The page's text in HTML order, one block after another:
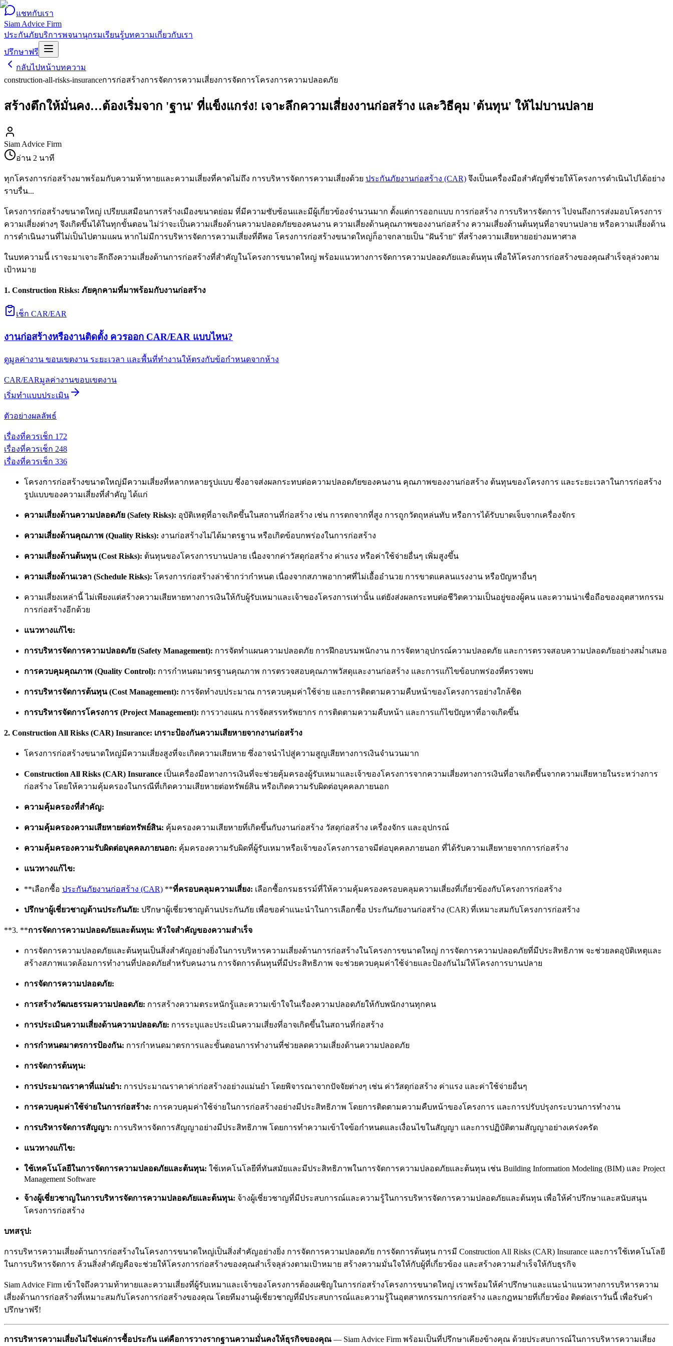
แชทกับเรา
Siam Advice Firm
ประกันภัยบริการพจนานุกรมเรียนรู้บทความเกี่ยวกับเรา
ปรึกษาฟรี
กลับไปหน้าบทความ
construction-all-risks-insuranceการก่อสร้างการจัดการความเสี่ยงการจัดการโครงการความปลอดภัย
สร้างตึกให้มั่นคง…ต้องเริ่มจาก 'ฐาน' ที่แข็งแกร่ง! เจาะลึกความเสี่ยงงานก่อสร้าง และวิธีคุม 'ต้นทุน' ให้ไม่บานปลาย
Siam Advice Firm
อ่าน 2 นาที
ทุกโครงการก่อสร้างมาพร้อมกับความท้าทายและความเสี่ยงที่คาดไม่ถึง การบริหารจัดการความเสี่ยงด้วย ประกันภัยงานก่อสร้าง (CAR) จึงเป็นเครื่องมือสำคัญที่ช่วยให้โครงการดำเนินไปได้อย่าง
ราบรื่น...
โครงการก่อสร้างขนาดใหญ่ เปรียบเสมือนการสร้างเมืองขนาดย่อม ที่มีความซับซ้อนและมีผู้เกี่ยวข้องจำนวนมาก ตั้งแต่การออกแบบ การก่อสร้าง การบริหารจัดการ ไปจนถึงการส่งมอบโครงการ
ความเสี่ยงต่างๆ จึงเกิดขึ้นได้ในทุกขั้นตอน ไม่ว่าจะเป็นความเสี่ยงด้านความปลอดภัยของคนงาน ความเสี่ยงด้านคุณภาพของงานก่อสร้าง ความเสี่ยงด้านต้นทุนที่อาจบานปลาย หรือความเสี่ยงด้าน
การดำเนินงานที่ไม่เป็นไปตามแผน หากไม่มีการบริหารจัดการความเสี่ยงที่ดีพอ โครงการก่อสร้างขนาดใหญ่ก็อาจกลายเป็น "ฝันร้าย" ที่สร้างความเสียหายอย่างมหาศาล
ในบทความนี้ เราจะมาเจาะลึกถึงความเสี่ยงด้านการก่อสร้างที่สำคัญในโครงการขนาดใหญ่ พร้อมแนวทางการจัดการความปลอดภัยและต้นทุน เพื่อให้โครงการก่อสร้างของคุณสำเร็จลุล่วงตาม
เป้าหมาย
1. Construction Risks: ภัยคุกคามที่มาพร้อมกับงานก่อสร้าง
เช็ก CAR/EAR
งานก่อสร้างหรืองานติดตั้ง ควรออก CAR/EAR แบบไหน?
ดูมูลค่างาน ขอบเขตงาน ระยะเวลา และพื้นที่ทำงานให้ตรงกับข้อกำหนดจากห้าง
CAR/EARมูลค่างานขอบเขตงาน
เริ่มทำแบบประเมิน
ตัวอย่างผลลัพธ์
เรื่องที่ควรเช็ก 1 72
เรื่องที่ควรเช็ก 248
เรื่องที่ควรเช็ก 336
โครงการก่อสร้างขนาดใหญ่มีความเสี่ยงที่หลากหลายรูปแบบ ซึ่งอาจส่งผลกระทบต่อความปลอดภัยของคนงาน คุณภาพของงานก่อสร้าง ต้นทุนของโครงการ และระยะเวลาในการก่อสร้าง
รูปแบบของความเสี่ยงที่สำคัญ ได้แก่
ความเสี่ยงด้านความปลอดภัย (Safety Risks): อุบัติเหตุที่อาจเกิดขึ้นในสถานที่ก่อสร้าง เช่น การตกจากที่สูง การถูกวัตถุหล่นทับ หรือการได้รับบาดเจ็บจากเครื่องจักร
ความเสี่ยงด้านคุณภาพ (Quality Risks): งานก่อสร้างไม่ได้มาตรฐาน หรือเกิดข้อบกพร่องในการก่อสร้าง
ความเสี่ยงด้านต้นทุน (Cost Risks): ต้นทุนของโครงการบานปลาย เนื่องจากค่าวัสดุก่อสร้าง ค่าแรง หรือค่าใช้จ่ายอื่นๆ เพิ่มสูงขึ้น
ความเสี่ยงด้านเวลา (Schedule Risks): โครงการก่อสร้างล่าช้ากว่ากำหนด เนื่องจากสภาพอากาศที่ไม่เอื้ออำนวย การขาดแคลนแรงงาน หรือปัญหาอื่นๆ
ความเสี่ยงเหล่านี้ ไม่เพียงแต่สร้างความเสียหายทางการเงินให้กับผู้รับเหมาและเจ้าของโครงการเท่านั้น แต่ยังส่งผลกระทบต่อชีวิตความเป็นอยู่ของผู้คน และความน่าเชื่อถือของอุตสาหกรรม
การก่อสร้างอีกด้วย
แนวทางแก้ไข:
การบริหารจัดการความปลอดภัย (Safety Management): การจัดทำแผนความปลอดภัย การฝึกอบรมพนักงาน การจัดหาอุปกรณ์ความปลอดภัย และการตรวจสอบความปลอดภัยอย่างสม่ำเสมอ
การควบคุมคุณภาพ (Quality Control): การกำหนดมาตรฐานคุณภาพ การตรวจสอบคุณภาพวัสดุและงานก่อสร้าง และการแก้ไขข้อบกพร่องที่ตรวจพบ
การบริหารจัดการต้นทุน (Cost Management): การจัดทำงบประมาณ การควบคุมค่าใช้จ่าย และการติดตามความคืบหน้าของโครงการอย่างใกล้ชิด
การบริหารจัดการโครงการ (Project Management): การวางแผน การจัดสรรทรัพยากร การติดตามความคืบหน้า และการแก้ไขปัญหาที่อาจเกิดขึ้น
2. Construction All Risks (CAR) Insurance: เกราะป้องกันความเสียหายจากงานก่อสร้าง
โครงการก่อสร้างขนาดใหญ่มีความเสี่ยงสูงที่จะเกิดความเสียหาย ซึ่งอาจนำไปสู่ความสูญเสียทางการเงินจำนวนมาก
Construction All Risks (CAR) Insurance เป็นเครื่องมือทางการเงินที่จะช่วยคุ้มครองผู้รับเหมาและเจ้าของโครงการจากความเสี่ยงทางการเงินที่อาจเกิดขึ้นจากความเสียหายในระหว่างการ
ก่อสร้าง โดยให้ความคุ้มครองในกรณีที่เกิดความเสียหายต่อทรัพย์สิน หรือเกิดความรับผิดต่อบุคคลภายนอก
ความคุ้มครองที่สำคัญ:
ความคุ้มครองความเสียหายต่อทรัพย์สิน: คุ้มครองความเสียหายที่เกิดขึ้นกับงานก่อสร้าง วัสดุก่อสร้าง เครื่องจักร และอุปกรณ์
ความคุ้มครองความรับผิดต่อบุคคลภายนอก: คุ้มครองความรับผิดที่ผู้รับเหมาหรือเจ้าของโครงการอาจมีต่อบุคคลภายนอก ที่ได้รับความเสียหายจากการก่อสร้าง
แนวทางแก้ไข:
**เลือกซื้อ ประกันภัยงานก่อสร้าง (CAR) **ที่ครอบคลุมความเสี่ยง: เลือกซื้อกรมธรรม์ที่ให้ความคุ้มครองครอบคลุมความเสี่ยงที่เกี่ยวข้องกับโครงการก่อสร้าง
ปรึกษาผู้เชี่ยวชาญด้านประกันภัย: ปรึกษาผู้เชี่ยวชาญด้านประกันภัย เพื่อขอคำแนะนำในการเลือกซื้อ ประกันภัยงานก่อสร้าง (CAR) ที่เหมาะสมกับโครงการก่อสร้าง
**3. **การจัดการความปลอดภัยและต้นทุน: หัวใจสำคัญของความสำเร็จ
การจัดการความปลอดภัยและต้นทุนเป็นสิ่งสำคัญอย่างยิ่งในการบริหารความเสี่ยงด้านการก่อสร้างในโครงการขนาดใหญ่ การจัดการความปลอดภัยที่มีประสิทธิภาพ จะช่วยลดอุบัติเหตุและ
สร้างสภาพแวดล้อมการทำงานที่ปลอดภัยสำหรับคนงาน การจัดการต้นทุนที่มีประสิทธิภาพ จะช่วยควบคุมค่าใช้จ่ายและป้องกันไม่ให้โครงการบานปลาย
การจัดการความปลอดภัย:
การสร้างวัฒนธรรมความปลอดภัย: การสร้างความตระหนักรู้และความเข้าใจในเรื่องความปลอดภัยให้กับพนักงานทุกคน
การประเมินความเสี่ยงด้านความปลอดภัย: การระบุและประเมินความเสี่ยงที่อาจเกิดขึ้นในสถานที่ก่อสร้าง
การกำหนดมาตรการป้องกัน: การกำหนดมาตรการและขั้นตอนการทำงานที่ช่วยลดความเสี่ยงด้านความปลอดภัย
การจัดการต้นทุน:
การประมาณราคาที่แม่นยำ: การประมาณราคาค่าก่อสร้างอย่างแม่นยำ โดยพิจารณาจากปัจจัยต่างๆ เช่น ค่าวัสดุก่อสร้าง ค่าแรง และค่าใช้จ่ายอื่นๆ
การควบคุมค่าใช้จ่ายในการก่อสร้าง: การควบคุมค่าใช้จ่ายในการก่อสร้างอย่างมีประสิทธิภาพ โดยการติดตามความคืบหน้าของโครงการ และการปรับปรุงกระบวนการทำงาน
การบริหารจัดการสัญญา: การบริหารจัดการสัญญาอย่างมีประสิทธิภาพ โดยการทำความเข้าใจข้อกำหนดและเงื่อนไขในสัญญา และการปฏิบัติตามสัญญาอย่างเคร่งครัด
แนวทางแก้ไข:
ใช้เทคโนโลยีในการจัดการความปลอดภัยและต้นทุน: ใช้เทคโนโลยีที่ทันสมัยและมีประสิทธิภาพในการจัดการความปลอดภัยและต้นทุน เช่น Building Information Modeling (BIM) และ Project
Management Software
จ้างผู้เชี่ยวชาญในการบริหารจัดการความปลอดภัยและต้นทุน: จ้างผู้เชี่ยวชาญที่มีประสบการณ์และความรู้ในการบริหารจัดการความปลอดภัยและต้นทุน เพื่อให้คำปรึกษาและสนับสนุน
โครงการก่อสร้าง
บทสรุป:
การบริหารความเสี่ยงด้านการก่อสร้างในโครงการขนาดใหญ่เป็นสิ่งสำคัญอย่างยิ่ง การจัดการความปลอดภัย การจัดการต้นทุน การมี Construction All Risks (CAR) Insurance และการใช้เทคโนโลยี
ในการบริหารจัดการ ล้วนสิ่งสำคัญคือจะช่วยให้โครงการก่อสร้างของคุณสำเร็จลุล่วงตามเป้าหมาย สร้างความมั่นใจให้กับผู้ที่เกี่ยวข้อง และสร้างความสำเร็จให้กับธุรกิจ
Siam Advice Firm เข้าใจถึงความท้าทายและความเสี่ยงที่ผู้รับเหมาและเจ้าของโครงการต้องเผชิญในการก่อสร้างโครงการขนาดใหญ่ เราพร้อมให้คำปรึกษาและแนะนำแนวทางการบริหารความ
เสี่ยงด้านการก่อสร้างที่เหมาะสมกับโครงการก่อสร้างของคุณ โดยทีมงานผู้เชี่ยวชาญที่มีประสบการณ์และความรู้ในอุตสาหกรรมการก่อสร้าง และกฎหมายที่เกี่ยวข้อง ติดต่อเราวันนี้ เพื่อรับคำ
ปรึกษาฟรี!
การบริหารความเสี่ยงไม่ใช่แค่การซื้อประกัน แต่คือการวางรากฐานความมั่นคงให้ธุรกิจของคุณ — Siam Advice Firm พร้อมเป็นที่ปรึกษาเคียงข้างคุณ ด้วยประสบการณ์ในการบริหารความเสี่ยง